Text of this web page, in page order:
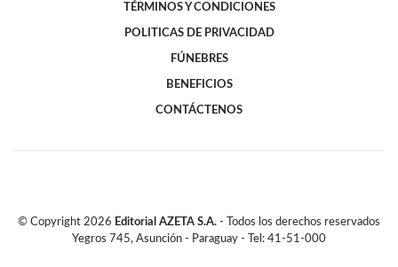
TÉRMINOS Y CONDICIONES
POLITICAS DE PRIVACIDAD
FÚNEBRES
BENEFICIOS
CONTÁCTENOS
© Copyright 2026 Editorial AZETA S.A. - Todos los derechos reservados
Yegros 745, Asunción - Paraguay - Tel: 41-51-000